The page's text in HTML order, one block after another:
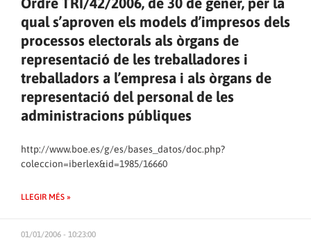
qual s’aproven els models d’impresos dels
processos electorals als òrgans de
representació de les treballadores i
treballadors a l’empresa i als òrgans de
representació del personal de les
administracions públiques
http://www.boe.es/g/es/bases_datos/doc.php?
coleccion=iberlex&id=1985/16660
LLEGIR MÉS »
01/01/2006 - 10:23:00